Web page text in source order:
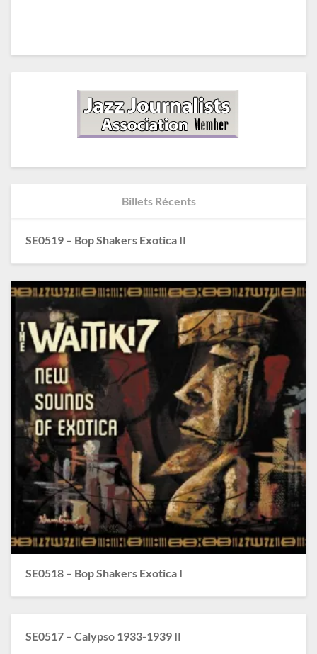
Billets Récents
SE0519 – Bop Shakers Exotica II
SE0518 – Bop Shakers Exotica I
SE0517 – Calypso 1933-1939 II